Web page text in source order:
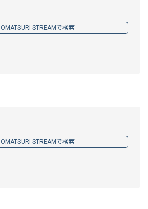
OMATSURI STREAMで検索
OMATSURI STREAMで検索